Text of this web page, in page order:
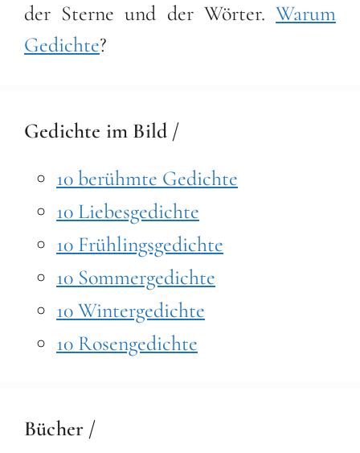
der Sterne und der Wörter. Warum
Gedichte?
Gedichte im Bild /
10 berühmte Gedichte
10 Liebesgedichte
10 Frühlingsgedichte
10 Sommergedichte
10 Wintergedichte
10 Rosengedichte
Bücher /